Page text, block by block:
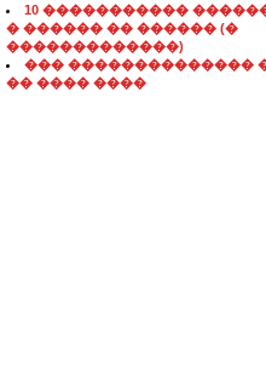
10 �����������
� ������ �� ������ (�
�������������)
��� ��������������
�� ���� ����